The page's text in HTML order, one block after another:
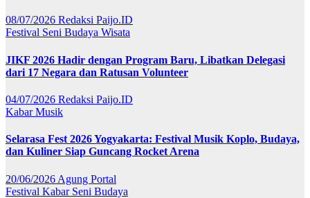
08/07/2026 Redaksi Paijo.ID
Festival Seni Budaya Wisata
JIKF 2026 Hadir dengan Program Baru, Libatkan Delegasi
dari 17 Negara dan Ratusan Volunteer
04/07/2026 Redaksi Paijo.ID
KabarMusik
Selarasa Fest 2026 Yogyakarta: Festival Musik Koplo, Budaya,
dan Kuliner Siap Guncang Rocket Arena
20/06/2026 Agung Portal
Festival Kabar Seni Budaya